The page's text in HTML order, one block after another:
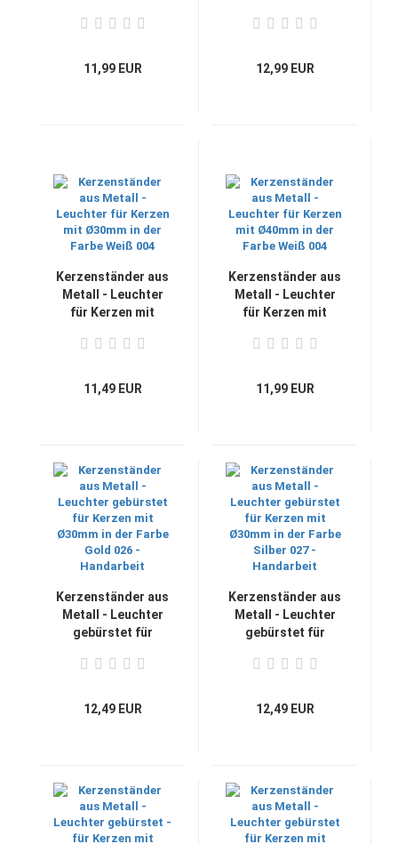
Gold 026
11,99 EUR
Gold 026
12,99 EUR
Kerzenständer aus
Metall - Leuchter
für Kerzen mit
Weiß 004
11,49 EUR
Kerzenständer aus
Metall - Leuchter
für Kerzen mit
Weiß 004
11,99 EUR
Kerzenständer aus
Metall - Leuchter
gebürstet für
in der Farbe Gold
12,49 EUR
Kerzenständer aus
Metall - Leuchter
gebürstet für
in der Farbe Silber
12,49 EUR